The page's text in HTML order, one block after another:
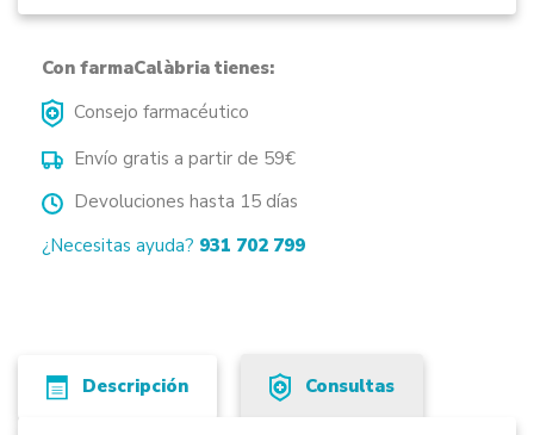
Con farmaCalàbria tienes:
Consejo farmacéutico
Envío gratis a partir de 59€
Devoluciones hasta 15 días
¿Necesitas ayuda? 931 702 799
Descripción Consultas